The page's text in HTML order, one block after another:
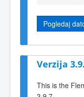
Pogledaj
Verzija
This is the